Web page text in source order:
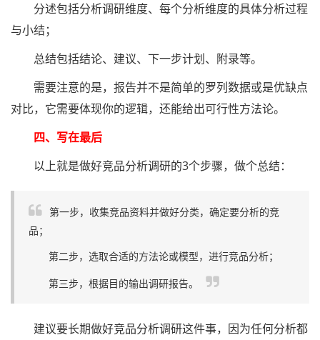
分述包括分析调研维度、每个分析维度的具体分析过程
与小结；
总结包括结论、建议、下一步计划、附录等。
需要注意的是，报告并不是简单的罗列数据或是优缺点
对比，它需要体现你的逻辑，还能给出可行性方法论。
四、写在最后
以上就是做好竞品分析调研的3个步骤，做个总结：
第一步，收集竞品资料并做好分类，确定要分析的竞
品；
第二步，选取合适的方法论或模型，进行竞品分析；
第三步，根据目的输出调研报告。
建议要长期做好竞品分析调研这件事，因为任何分析都